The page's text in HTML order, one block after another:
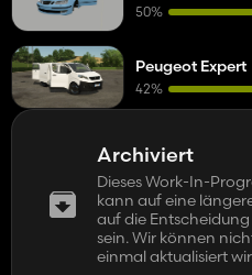
Archiviert
Dieses Work-In-
kann auf eine
auf die
sein. Wir können
einmal aktualisiert
50%
Peugeot Expert
42%